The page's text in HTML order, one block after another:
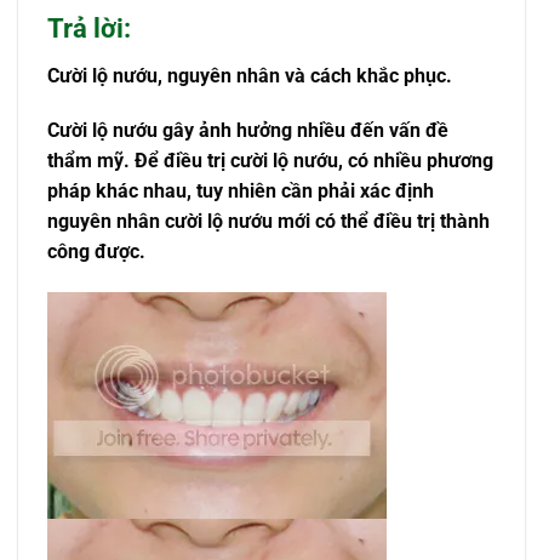
Trả lời:
Cười lộ nướu, nguyên nhân và cách khắc phục.
Cười lộ nướu gây ảnh hưởng nhiều đến vấn đề
thẩm mỹ. Để điều trị cười lộ nướu, có nhiều phương
pháp khác nhau, tuy nhiên cần phải xác định
nguyên nhân cười lộ nướu mới có thể điều trị thành
công được.